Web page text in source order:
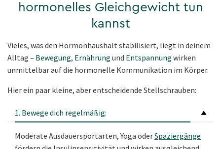
hormonelles Gleichgewicht tun
kannst
Vieles, was den Hormonhaushalt stabilisiert, liegt in deinem
Alltag – Bewegung, Ernährung und Entspannung wirken
unmittelbar auf die hormonelle Kommunikation im Körper.
Hier ein paar kleine, aber entscheidende Stellschrauben:
1. Bewege dich regelmäßig:
Moderate Ausdauersportarten, Yoga oderSpaziergänge